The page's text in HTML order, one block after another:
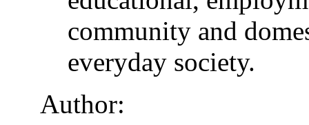
community and
everyday society.
Author: